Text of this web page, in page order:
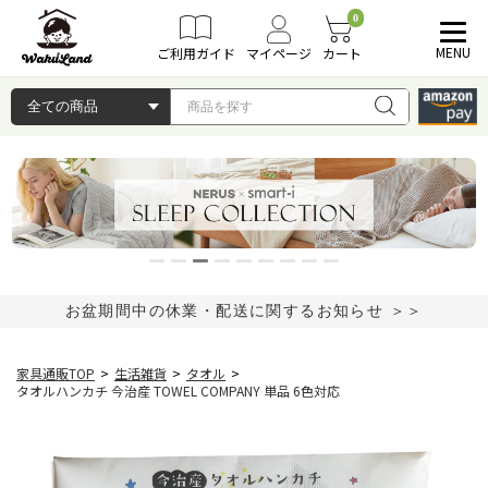
ご利用ガイド マイページ
0
カート MENU
お盆期間中の休業・配送に関するお知らせ ＞＞
家具通販TOP > 生活雑貨 > タオル >
タオルハンカチ 今治産 TOWEL COMPANY 単品 6色対応